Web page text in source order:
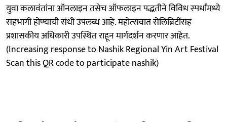
युवा कलावंतांना ऑनलाइन तसेच ऑफलाइन पद्धतीने विविध स्‍पर्धांमध्ये
सहभागी होण्याची संधी उपलब्‍ध आहे. महोत्‍सवात सेलिब्रिटींसह
प्रशासकीय अधिकारी उपस्थित राहून मार्गदर्शन करणार आहेत.
(Increasing response to Nashik Regional Yin Art Festival
Scan this QR code to participate nashik)